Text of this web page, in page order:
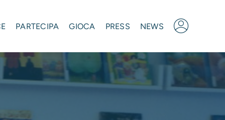
PARTECIPA GIOCA PRESS NEWS